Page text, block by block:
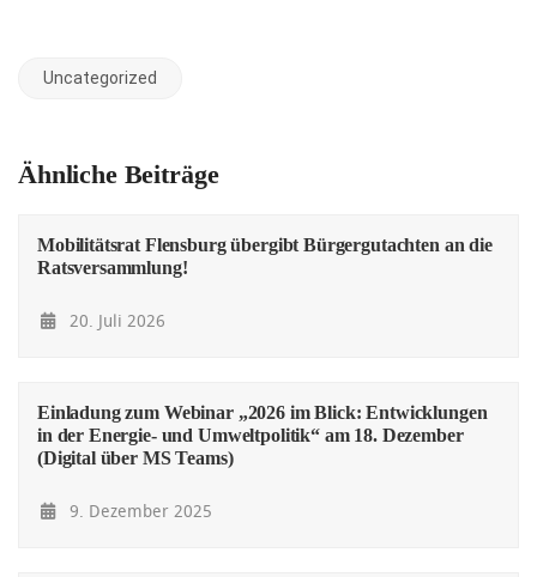
Uncategorized
Ähnliche Beiträge
Mobilitätsrat Flensburg übergibt Bürgergutachten an die
Ratsversammlung!
20. Juli 2026
Einladung zum Webinar „2026 im Blick: Entwicklungen
in der Energie- und Umweltpolitik“ am 18. Dezember
(Digital über MS Teams)
9. Dezember 2025